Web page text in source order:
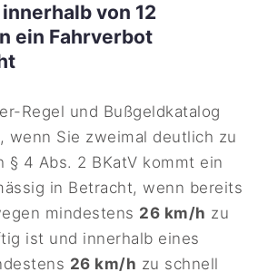
von 12
ein Fahrverbot
Regel und Bußgeldkatalog
wenn Sie zweimal deutlich zu
§ 4 Abs. 2 BKatV kommt ein
in Betracht, wenn bereits
mindestens 26 km/h zu
ist und innerhalb eines
26 km/h zu schnell